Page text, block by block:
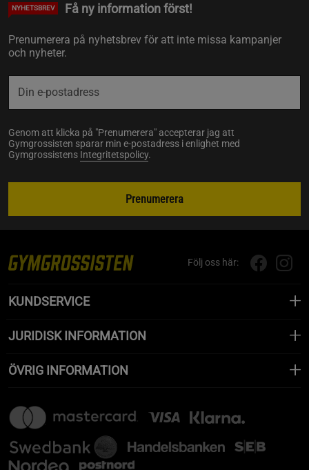
NYHETSBREV Få ny information först!
Prenumerera på nyhetsbrev för att inte missa kampanjer
och nyheter.
Genom att klicka på "Prenumerera" accepterar jag att
Gymgrossisten sparar min e-postadress i enlighet med
Gymgrossistens Integritetspolicy.
Prenumerera
Följ oss här:
KUNDSERVICE
JURIDISK INFORMATION
ÖVRIG INFORMATION